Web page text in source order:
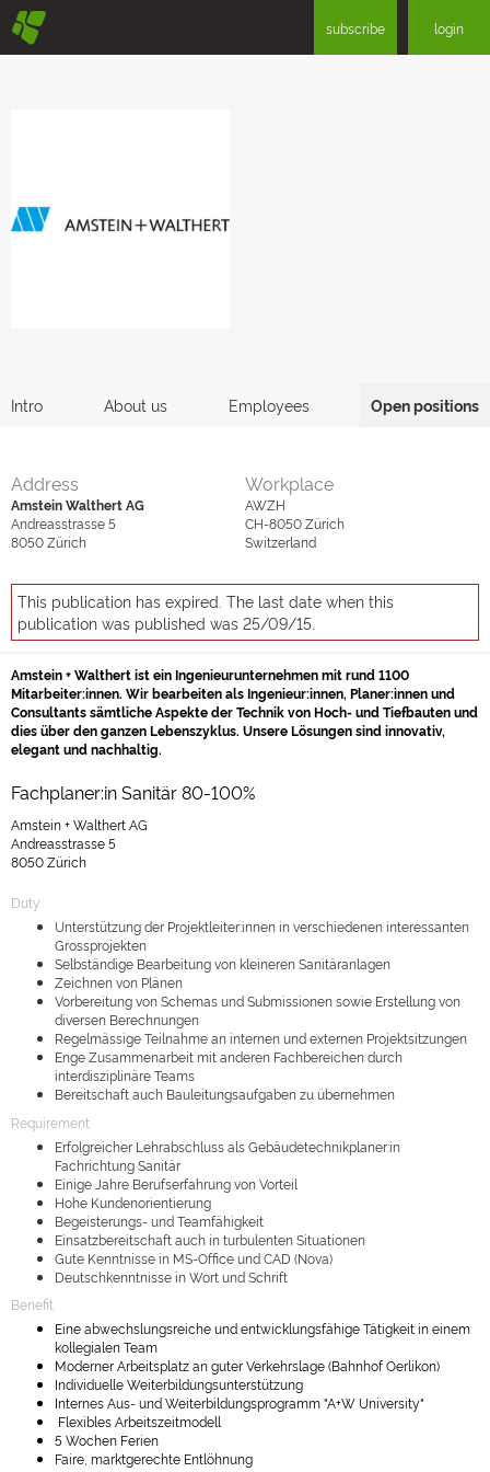
§ subscribe login
Intro About us Employees Open positions
Address
Amstein Walthert AG
Andreasstrasse 5
8050Zürich
Workplace
AWZH
CH-8050Zürich
Switzerland
This publication has expired. The last date when this
publication was published was 25/09/15.
Amstein + Walthert ist ein Ingenieurunternehmen mit rund 1100
Mitarbeiter:innen. Wir bearbeiten als Ingenieur:innen, Planer:innen und
Consultants sämtliche Aspekte der Technik von Hoch- und Tiefbauten und
dies über den ganzen Lebenszyklus. Unsere Lösungen sind innovativ,
elegant und nachhaltig.
Fachplaner:in Sanitär 80-100%
Amstein + Walthert AG
Andreasstrasse 5
8050 Zürich
Duty
Unterstützung der Projektleiter:innen in verschiedenen interessanten
Grossprojekten
Selbständige Bearbeitung von kleineren Sanitäranlagen
Zeichnen von Plänen
Vorbereitung von Schemas und Submissionen sowie Erstellung von
diversen Berechnungen
Regelmässige Teilnahme an internen und externen Projektsitzungen
Enge Zusammenarbeit mit anderen Fachbereichen durch
interdisziplinäre Teams
Bereitschaft auch Bauleitungsaufgaben zu übernehmen
Requirement
Erfolgreicher Lehrabschluss als Gebäudetechnikplaner:in
Fachrichtung Sanitär
Einige Jahre Berufserfahrung von Vorteil
Hohe Kundenorientierung
Begeisterungs- und Teamfähigkeit
Einsatzbereitschaft auch in turbulenten Situationen
Gute Kenntnisse in MS-Office und CAD (Nova)
Deutschkenntnisse in Wort und Schrift
Benefit
Eine abwechslungsreiche und entwicklungsfähige Tätigkeit in einem
kollegialen Team
Moderner Arbeitsplatz an guter Verkehrslage (Bahnhof Oerlikon)
Individuelle Weiterbildungsunterstützung
Internes Aus- und Weiterbildungsprogramm "A+W University"
Flexibles Arbeitszeitmodell
5 Wochen Ferien
Faire, marktgerechte Entlöhnung